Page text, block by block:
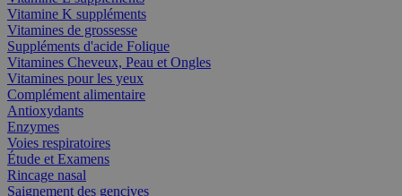
Vitamine K suppléments
Vitamines de grossesse
Suppléments d'acide Folique
Vitamines Cheveux, Peau et Ongles
Vitamines pour les yeux
Complément alimentaire
Antioxydants
Enzymes
Voies respiratoires
Étude et Examens
Rincage nasal
Saignement des gencives